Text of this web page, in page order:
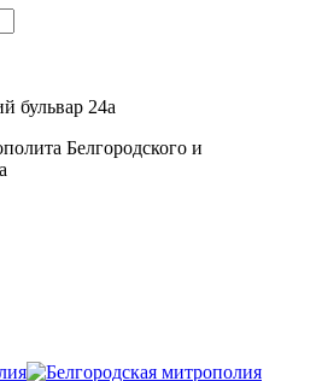
бульвар 24а
Белгородского и